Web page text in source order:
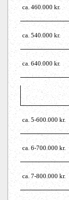
ca. 460.000 kr.
ca. 540.000 kr.
ca. 640.000 kr.
ca. 5-600.000 kr.
ca. 6-700.000 kr.
ca. 7-800.000 kr.